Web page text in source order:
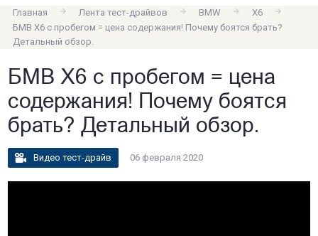
Главная Лента тест-драйвов BMW
X6
БМВ Х6 с пробегом = цена содержания! Почему боятся брать?
Детальный обзор.
БМВ Х6 с пробегом = цена
содержания! Почему боятся
брать? Детальный обзор.
Видео тест-драйв 06 февраля 2020